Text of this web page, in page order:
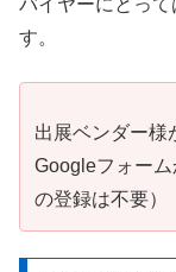
バイヤーにとっ
す。
出展ベンダー様
Googleフォー
の登録は不要）